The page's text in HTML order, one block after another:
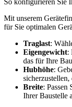
Mit unserem
für Sie optimalen
Traglast:
Eigengewicht:
das für Ihre
Hubhöhe:
Breite: Passen
Ihrer Baustelle